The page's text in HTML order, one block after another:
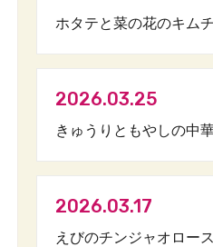
ホタテと菜の花のキム
2026.03.25
きゅうりともやしの中
2026.03.17
えびのチンジャオロー